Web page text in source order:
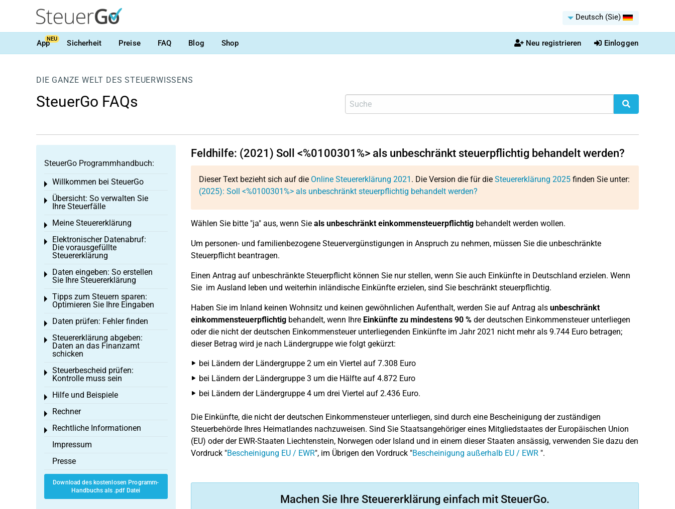
Deutsch (Sie)
AppNEU Sicherheit Preise FAQ Blog Shop Neu registrieren Einloggen
DIE GANZE WELT DES STEUERWISSENS
SteuerGo FAQs
Feldhilfe: (2021) Soll <%0100301%> als unbeschränkt steuerpflichtig behandelt werden?
Dieser Text bezieht sich auf die Online Steuererklärung 2021 . Die Version die für die Steuererklärung 2025finden Sie unter:
(2025): Soll <%0100301%> als unbeschränkt steuerpflichtig behandelt werden?
Wählen Sie bitte "ja" aus, wenn Sie als unbeschränkt einkommensteuerpflichtigbehandelt werden wollen.
Um personen- und familienbezogene Steuervergünstigungen in Anspruch zu nehmen, müssen Sie die unbeschränkte
Steuerpflicht beantragen.
Einen Antrag auf unbeschränkte Steuerpflicht können Sie nur stellen, wenn Sie auch Einkünfte in Deutschland erzielen. Wenn
Sie im Ausland leben und weiterhin inländische Einkünfte erzielen, sind Sie beschränkt steuerpflichtig.
Haben Sie im Inland keinen Wohnsitz und keinen gewöhnlichen Aufenthalt, werden Sie auf Antrag als unbeschränkt
einkommensteuerpflichtigbehandelt, wenn Ihre Einkünfte zu mindestens 90 %der deutschen Einkommensteuer unterliegen
oder die nicht der deutschen Einkommensteuer unterliegenden Einkünfte im Jahr 2021 nicht mehr als 9.744 Euro betragen;
dieser Betrag wird je nach Ländergruppe wie folgt gekürzt:
bei Ländern der Ländergruppe 2 um ein Viertel auf 7.308 Euro
bei Ländern der Ländergruppe 3 um die Hälfte auf 4.872 Euro
bei Ländern der Ländergruppe 4 um drei Viertel auf 2.436 Euro.
Die Einkünfte, die nicht der deutschen Einkommensteuer unterliegen, sind durch eine Bescheinigung der zuständigen
Steuerbehörde Ihres Heimatlandes nachzuweisen. Sind Sie Staatsangehöriger eines Mitgliedstaates der Europäischen Union
(EU) oder der EWR-Staaten Liechtenstein, Norwegen oder Island und in einem dieser Staaten ansässig, verwenden Sie dazu den
Vordruck "Bescheinigung EU / EWR", im Übrigen den Vordruck "Bescheinigung außerhalb EU / EWR".
Machen Sie Ihre Steuererklärung einfach mit SteuerGo.
SteuerGo Programmhandbuch:
Willkommen bei SteuerGo
Toggle menu
Übersicht: So verwalten Sie
Ihre Steuerfälle
Toggle menu
Meine Steuererklärung
Toggle menu
Elektronischer Datenabruf:
Die vorausgefüllte
Steuererklärung
Toggle menu
Daten eingeben: So erstellen
Sie Ihre Steuererklärung
Toggle menu
Tipps zum Steuern sparen:
Optimieren Sie Ihre Eingaben
Toggle menu
Daten prüfen: Fehler finden
Toggle menu
Steuererklärung abgeben:
Daten an das Finanzamt
schicken
Toggle menu
Steuerbescheid prüfen:
Kontrolle muss sein
Toggle menu
Hilfe und Beispiele
Toggle menu
Rechner
Toggle menu
Rechtliche Informationen
Toggle menu
Impressum
Presse
Download des kostenlosen Programm-
Handbuchs als .pdf Datei